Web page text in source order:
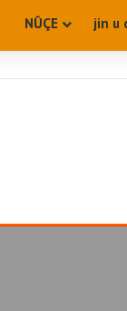
NÛÇE jin u